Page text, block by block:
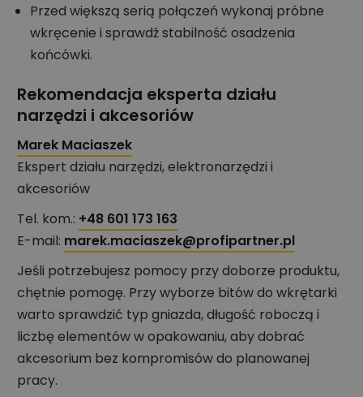
Przed większą serią połączeń wykonaj próbne
wkręcenie i sprawdź stabilność osadzenia
końcówki.
Rekomendacja eksperta działu
narzędzi i akcesoriów
Marek Maciaszek
Ekspert działu narzędzi, elektronarzędzi i
akcesoriów
Tel. kom.: +48 601 173 163
E-mail: marek.maciaszek@profipartner.pl
Jeśli potrzebujesz pomocy przy doborze produktu,
chętnie pomogę. Przy wyborze bitów do wkrętarki
warto sprawdzić typ gniazda, długość roboczą i
liczbę elementów w opakowaniu, aby dobrać
akcesorium bez kompromisów do planowanej
pracy.